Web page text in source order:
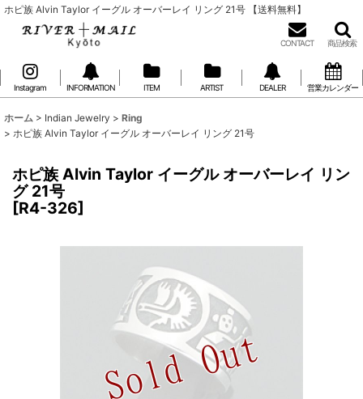
ホピ族 Alvin Taylor イーグル オーバーレイ リング 21号 【送料無料】
CONTACT 商品検索
Instagram INFORMATION ITEM ARTIST DEALER 営業カレンダー
ホーム > Indian Jewelry > Ring
> ホピ族 Alvin Taylor イーグル オーバーレイ リング 21号
ホピ族 Alvin Taylor イーグル オーバーレイ リン
グ 21号
[R4-326]